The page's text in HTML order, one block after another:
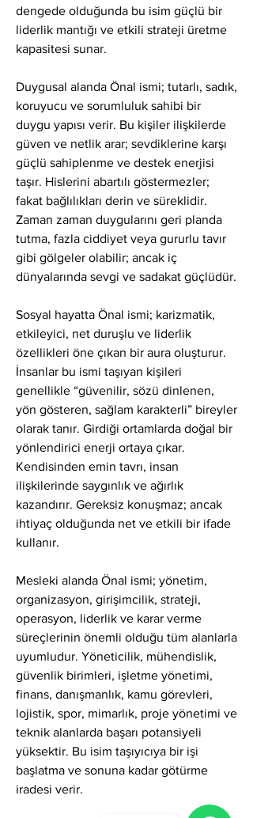
dengede olduğunda bu isim güçlü bir
liderlik mantığı ve etkili strateji üretme
kapasitesi sunar.
Duygusal alanda Önal ismi; tutarlı, sadık,
koruyucu ve sorumluluk sahibi bir
duygu yapısı verir. Bu kişiler ilişkilerde
güven ve netlik arar; sevdiklerine karşı
güçlü sahiplenme ve destek enerjisi
taşır. Hislerini abartılı göstermezler;
fakat bağlılıkları derin ve süreklidir.
Zaman zaman duygularını geri planda
tutma, fazla ciddiyet veya gururlu tavır
gibi gölgeler olabilir; ancak iç
dünyalarında sevgi ve sadakat güçlüdür.
Sosyal hayatta Önal ismi; karizmatik,
etkileyici, net duruşlu ve liderlik
özellikleri öne çıkan bir aura oluşturur.
İnsanlar bu ismi taşıyan kişileri
genellikle “güvenilir, sözü dinlenen,
yön gösteren, sağlam karakterli” bireyler
olarak tanır. Girdiği ortamlarda doğal bir
yönlendirici enerji ortaya çıkar.
Kendisinden emin tavrı, insan
ilişkilerinde saygınlık ve ağırlık
kazandırır. Gereksiz konuşmaz; ancak
ihtiyaç olduğunda net ve etkili bir ifade
kullanır.
Mesleki alanda Önal ismi; yönetim,
organizasyon, girişimcilik, strateji,
operasyon, liderlik ve karar verme
süreçlerinin önemli olduğu tüm alanlarla
uyumludur. Yöneticilik, mühendislik,
güvenlik birimleri, işletme yönetimi,
finans, danışmanlık, kamu görevleri,
lojistik, spor, mimarlık, proje yönetimi ve
teknik alanlarda başarı potansiyeli
yüksektir. Bu isim taşıyıcıya bir işi
başlatma ve sonuna kadar götürme
iradesi verir.